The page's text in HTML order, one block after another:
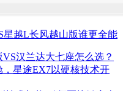
越L长风越山版谁更全能
汉兰达大七座怎么选？
星途EX7以硬核技术开